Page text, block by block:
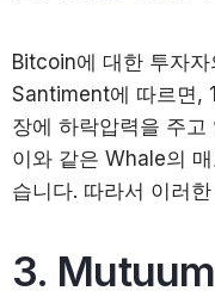
Bitcoin에 대한 투자
Santiment에 따르면,
장에 하락압력을 주고
이와 같은 Whale의
습니다. 따라서 이러
3.